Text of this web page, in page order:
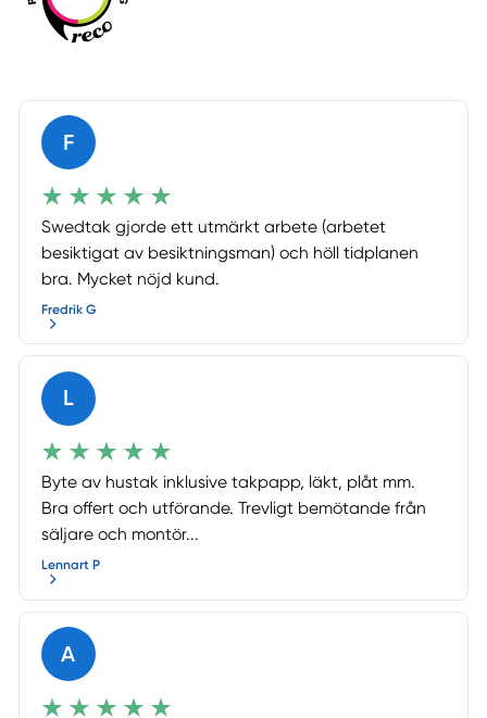
F
Swedtak gjorde ett utmärkt arbete (arbetet
besiktigat av besiktningsman) och höll tidplanen
bra. Mycket nöjd kund.
Fredrik G
L
Byte av hustak inklusive takpapp, läkt, plåt mm.
Bra offert och utförande. Trevligt bemötande från
säljare och montör...
Lennart P
A